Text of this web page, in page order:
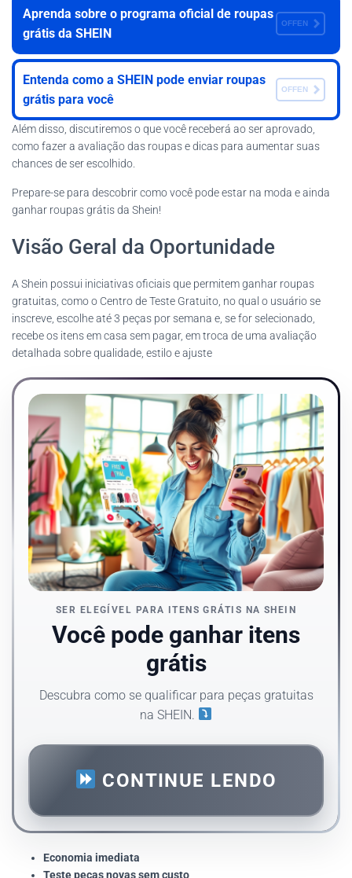
Aprenda sobre o programa oficial de roupas
grátis da SHEIN
OFFEN
Entenda como a SHEIN pode enviar roupas
grátis para você
OFFEN
Além disso, discutiremos o que você receberá ao ser aprovado,
como fazer a avaliação das roupas e dicas para aumentar suas
chances de ser escolhido.
Prepare-se para descobrir como você pode estar na moda e ainda
ganhar roupas grátis da Shein!
Visão Geral da Oportunidade
A Shein possui iniciativas oficiais que permitem ganhar roupas
gratuitas, como o Centro de Teste Gratuito, no qual o usuário se
inscreve, escolhe até 3 peças por semana e, se for selecionado,
recebe os itens em casa sem pagar, em troca de uma avaliação
detalhada sobre qualidade, estilo e ajuste
SER ELEGÍVEL PARA ITENS GRÁTIS NA SHEIN
Você pode ganhar itens
grátis
Descubra como se qualificar para peças gratuitas
na SHEIN.
CONTINUE LENDO
Economia imediata
Teste peças novas sem custo